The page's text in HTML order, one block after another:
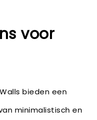
voor
bieden een
minimalistisch en